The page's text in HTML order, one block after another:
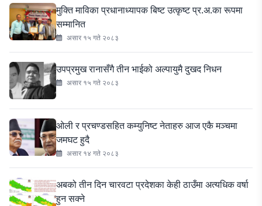
मुक्ति माविका प्रधानाध्यापक बिष्ट उत्कृष्ट प्र.अ.का रूपमा
सम्मानित
असार १५ गते २०८३
उपप्रमुख रानासँगै तीन भाईको अल्पायुमै दुखद निधन
असार १५ गते २०८३
ओली र प्रचण्डसहित कम्युनिष्ट नेताहरु आज एकै मञ्चमा
जमघट हुदै
असार १४ गते २०८३
अबको तीन दिन चारवटा प्रदेशका केही ठाउँमा अत्यधिक वर्षा
हुन सक्ने